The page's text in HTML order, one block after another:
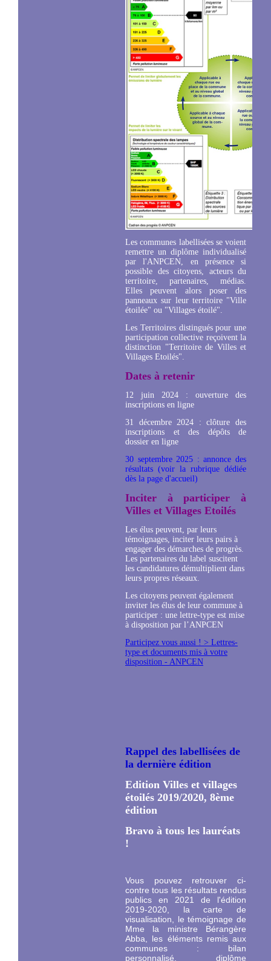
Les communes labellisées se voient
remettre un diplôme individualisé
par l'ANPCEN, en présence si
possible des citoyens, acteurs du
territoire, partenaires, médias.
Elles peuvent alors poser des
panneaux sur leur territoire "Ville
étoilée" ou "Villages étoilé".
Les Territoires distingués pour une
participation collective reçoivent la
distinction "Territoire de Villes et
Villages Etoilés".
Dates à retenir
12 juin 2024 : ouverture des
inscriptions en ligne
31 décembre 2024 : clôture des
inscriptions et des dépôts de
dossier en ligne
30 septembre 2025 : annonce des
résultats (voir la rubrique dédiée
dès la page d'accueil)
Inciter à participer à
Villes et Villages Etoilés
Les élus peuvent, par leurs
témoignages, inciter leurs pairs à
engager des démarches de progrès.
Les partenaires du label suscitent
les candidatures démultiplient dans
leurs propres réseaux.
Les citoyens peuvent également
inviter les élus de leur commune à
participer : une lettre-type est mise
à disposition par l’ANPCEN
Participez vous aussi ! > Lettres-
type et documents mis à votre
disposition - ANPCEN
Rappel des labellisées de
la dernière édition
Edition Villes et villages
étoilés 2019/2020, 8ème
édition
Bravo à tous les lauréats
!
Vous pouvez retrouver ci-
contre tous les résultats rendus
publics en 2021 de l'édition
2019-2020, la carte de
visualisation, le témoignage de
Mme la ministre Bérangère
Abba, les éléments remis aux
communes : bilan
personnalisé, diplôme